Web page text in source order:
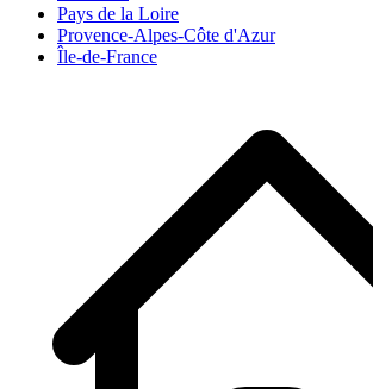
Pays de la Loire
Provence-Alpes-Côte d'Azur
Île-de-France